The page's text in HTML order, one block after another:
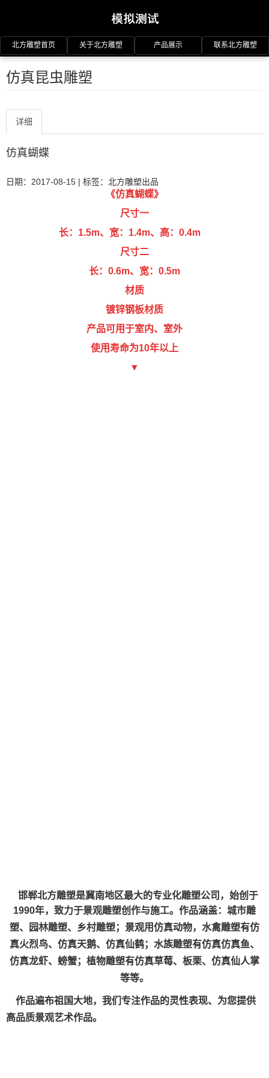
北方雕塑首页 关于北方雕塑 产品展示 联系北方雕塑
仿真昆虫雕塑
详细
仿真蝴蝶
日期：2017-08-15 | 标签： 北方雕塑出品
《仿真蝴蝶》
尺寸一
长：1.5m、 宽：1.4m、 高：0.4m
尺寸二
长：0.6m、宽：0.5m
材质
镀锌钢板材质
产品可用于室内、室外
使用寿命为10年以上
▼
邯郸北方雕塑是冀南地区最大的专业化雕塑公司，始创于
1990年，致力于景观雕塑创作与施工。作品涵盖：城市雕
塑、园林雕塑、乡村雕塑；景观用仿真动物， 水禽雕塑有仿
真火烈鸟、仿真天鹅、仿真仙鹤；水族雕塑有仿真仿真鱼、
仿真龙虾、螃蟹；植物雕塑有仿真草莓、板栗、仿真仙人掌
等等。
作品遍布祖国大地，我们专注作品的灵性表现、为您提供
高品质景观艺术作品。